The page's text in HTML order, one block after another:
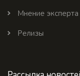
Мнение эксперта
Релизы